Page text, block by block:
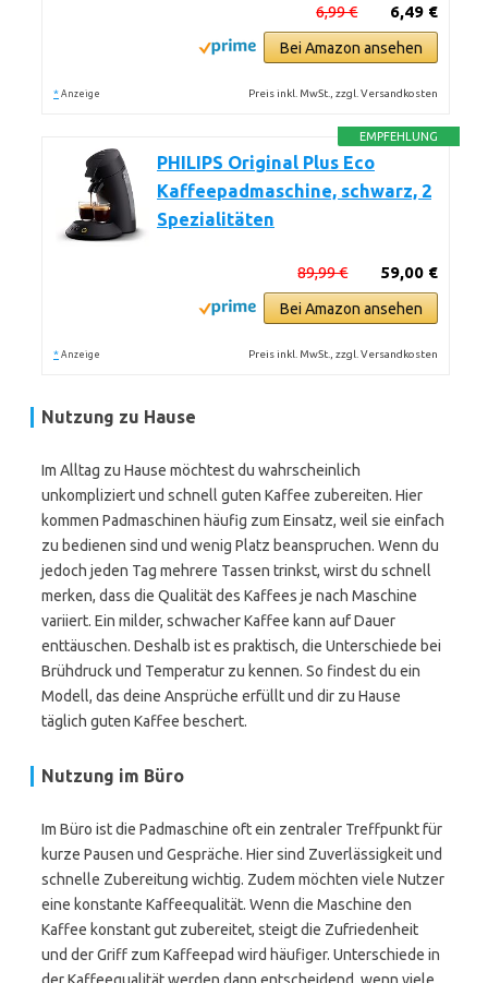
6,49 €
6,99 €
Bei Amazon ansehen
* Anzeige Preis inkl. MwSt., zzgl. Versandkosten
EMPFEHLUNG
PHILIPS Original Plus Eco
Kaffeepadmaschine, schwarz, 2
Spezialitäten
59,00 €
89,99 €
Bei Amazon ansehen
* Anzeige Preis inkl. MwSt., zzgl. Versandkosten
Nutzung zu Hause
Im Alltag zu Hause möchtest du wahrscheinlich
unkompliziert und schnell guten Kaffee zubereiten. Hier
kommen Padmaschinen häufig zum Einsatz, weil sie einfach
zu bedienen sind und wenig Platz beanspruchen. Wenn du
jedoch jeden Tag mehrere Tassen trinkst, wirst du schnell
merken, dass die Qualität des Kaffees je nach Maschine
variiert. Ein milder, schwacher Kaffee kann auf Dauer
enttäuschen. Deshalb ist es praktisch, die Unterschiede bei
Brühdruck und Temperatur zu kennen. So findest du ein
Modell, das deine Ansprüche erfüllt und dir zu Hause
täglich guten Kaffee beschert.
Nutzung im Büro
Im Büro ist die Padmaschine oft ein zentraler Treffpunkt für
kurze Pausen und Gespräche. Hier sind Zuverlässigkeit und
schnelle Zubereitung wichtig. Zudem möchten viele Nutzer
eine konstante Kaffeequalität. Wenn die Maschine den
Kaffee konstant gut zubereitet, steigt die Zufriedenheit
und der Griff zum Kaffeepad wird häufiger. Unterschiede in